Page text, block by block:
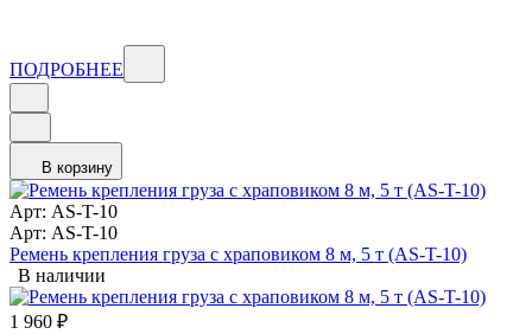
ПОДРОБНЕЕ
В корзину
Арт: AS-T-10
Арт: AS-T-10
Ремень крепления груза с храповиком 8 м, 5 т (AS-T-10)
В наличии
1 960 ₽